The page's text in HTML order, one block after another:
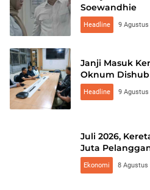
Soewandhie
Headline 9 Agustus
Janji Masuk
Oknum
Headline 9 Agustus
Juli 2026,
Juta
Ekonomi 8 Agustus